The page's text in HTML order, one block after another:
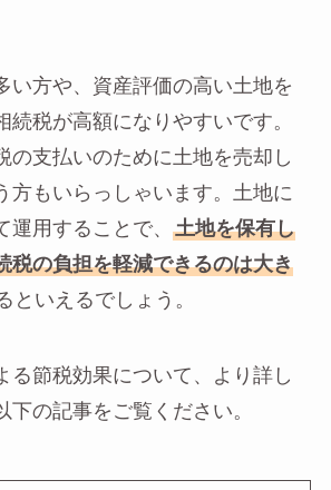
い方や、資産評価の高い土地を
続税が高額になりやすいです。
の支払いのために土地を売却し
方もいらっしゃいます。土地に
運用することで、
土地を保有し
税の負担を軽減できるのは大き
といえるでしょう。
る節税効果について、より詳し
下の記事をご覧ください。